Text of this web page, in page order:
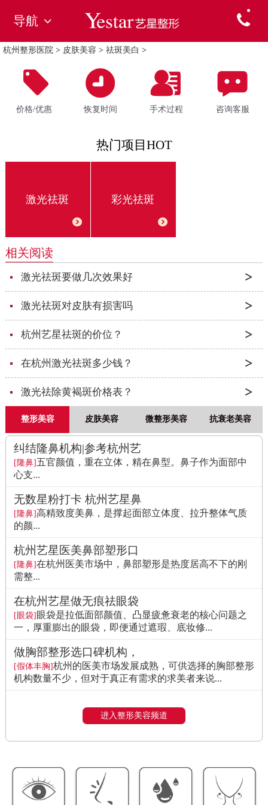
导航
杭州整形医院 > 皮肤美容 > 祛斑美白 >
价格/优惠 恢复时间 手术过程 咨询客服
热门项目HOT
激光祛斑 彩光祛斑
相关阅读
激光祛斑要做几次效果好
激光祛斑对皮肤有损害吗
杭州艺星祛斑的价位？
在杭州激光祛斑多少钱？
激光祛除黄褐斑价格表？
整形美容 皮肤美容 微整形美容 抗衰老美容
纠结隆鼻机构|参考杭州艺
[隆鼻]五官颜值，重在立体，精在鼻型。鼻子作为面部中
心支...
无数星粉打卡 杭州艺星鼻
[隆鼻]高精致度美鼻，是撑起面部立体度、拉升整体气质
的颜...
杭州艺星医美鼻部塑形口
[隆鼻]在杭州医美市场中，鼻部塑形是热度居高不下的刚
需整...
在杭州艺星做无痕祛眼袋
[眼袋]眼袋是拉低面部颜值、凸显疲惫衰老的核心问题之
一，厚重膨出的眼袋，即便通过遮瑕、底妆修...
做胸部整形选口碑机构，
[假体丰胸]杭州的医美市场发展成熟，可供选择的胸部整形
机构数量不少，但对于真正有需求的求美者来说...
进入整形美容频道